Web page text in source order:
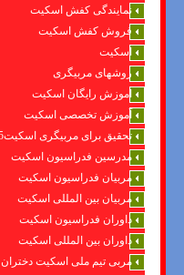
نمایندگی کفش اسکیت
فروش کفش اسکیت
اسکیت
روشهای مربیگری
اموزش رایگان اسکیت
آموزش تخصصی اسکیت
تحقیق برای مربیگری اسکیت09121507825
مدرسین فدراسیون اسکیت
مربیان فدراسیون اسکیت
مربیان بین المللی اسکیت
داوران فدراسیون اسکیت
داوران بین المللی اسکیت
مربی تیم ملی اسکیت دختران